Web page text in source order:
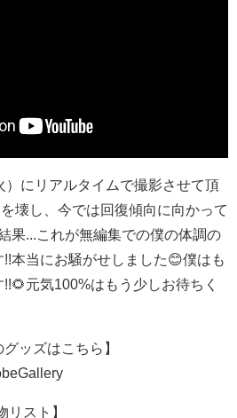
）にリアルタイムで撮影させて頂
壊し、今では回復傾向に向かって
果...これが無編集での僕の体調の
本当にお騒がせしました😊僕はも
元気100%はもう少しお待ちく
ッズはこちら】
リスト】